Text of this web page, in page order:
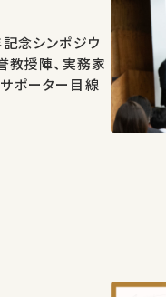
念シンポジウ
教授陣、実務家
ポーター目線